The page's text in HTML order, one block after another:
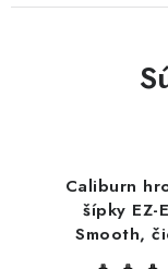
Caliburn
šípky EZ-
Smooth,